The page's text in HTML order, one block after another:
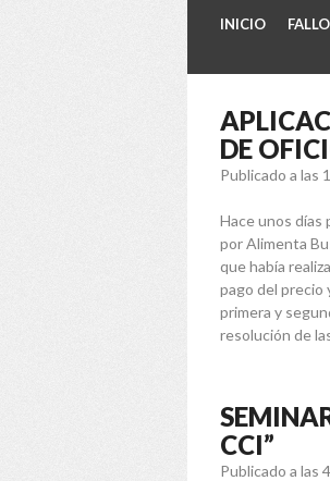
INICIO
DE
Publicado a las
Hace unos días
por Alimenta
que había
pago del precio
primera y
resolución de
CCI”
Publicado a las